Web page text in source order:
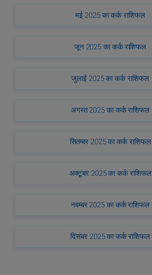
मई 2025 का कर्क राशिफल
जून 2025 का कर्क राशिफल
जुलाई 2025 का कर्क राशिफल
अगस्त 2025 का कर्क राशिफल
सितम्बर 2025 का कर्क राशिफल
अक्टूबर 2025 का कर्क राशिफल
नवम्बर 2025 का कर्क राशिफल
दिसंबर 2025 का कर्क राशिफल